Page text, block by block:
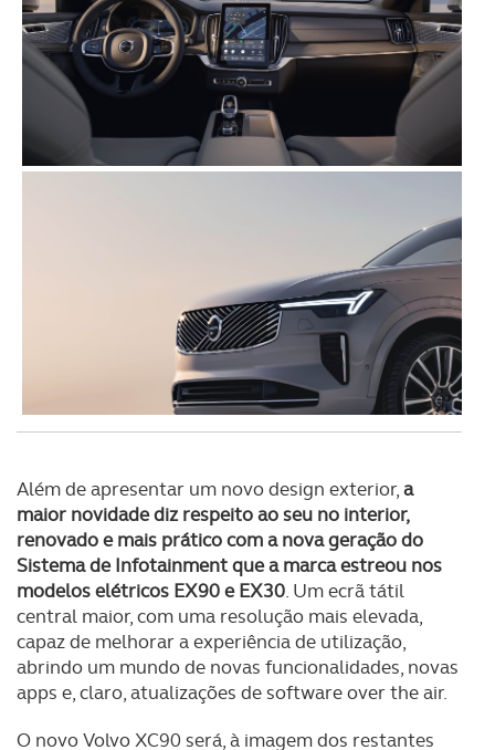
Além de apresentar um novo design exterior,a
maior novidade diz respeito ao seu no interior,
renovado e mais prático com a nova geração do
Sistema de Infotainment que a marca estreou nos
modelos elétricos EX90 e EX30. Um ecrã tátil
central maior, com uma resolução mais elevada,
capaz de melhorar a experiência de utilização,
abrindo um mundo de novas funcionalidades, novas
apps e, claro, atualizações de software over the air.
O novo Volvo XC90 será, à imagem dos restantes